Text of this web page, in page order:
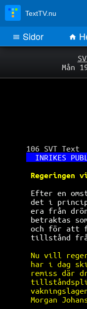
Mån
106 SVT
INRIKES
Regeringen
Efter en
det i
era från
betraktas
och för att
tillstånd
Nu vill
har i dag
remiss där
Morgan
TextTV.nu
Sidor